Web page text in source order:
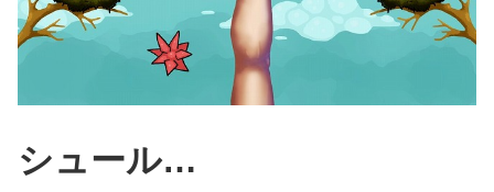
シュール…